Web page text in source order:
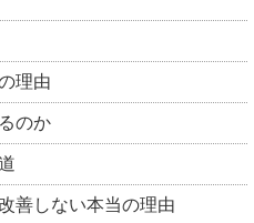
理由
のか
善しない本当の理由